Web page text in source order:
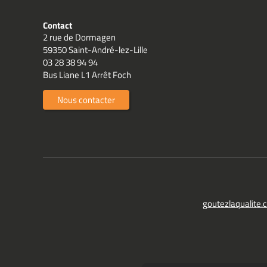
Contact
2 rue de Dormagen
59350 Saint-André-lez-Lille
03 28 38 94 94
Bus Liane L1 Arrêt Foch
Nous contacter